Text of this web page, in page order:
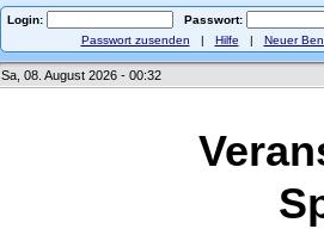
Login:
Passwort:
Passwort zusenden | Hilfe | Neuer
Sa, 08. August 2026 - 00:32